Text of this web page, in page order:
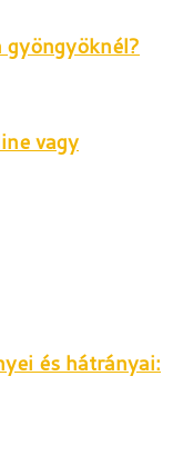
vagy
és hátrányai: